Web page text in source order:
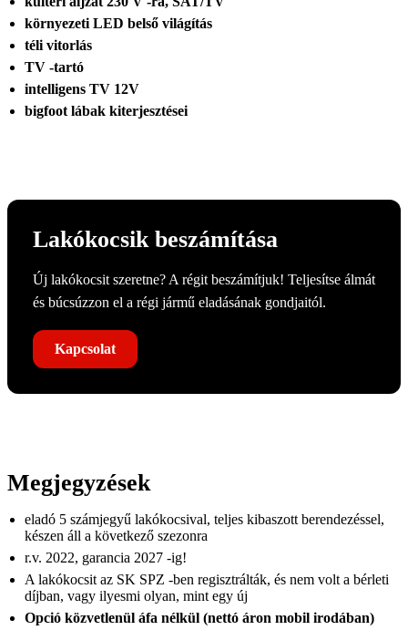
környezeti LED belső világítás
téli vitorlás
TV -tartó
intelligens TV 12V
bigfoot lábak kiterjesztései
Lakókocsik beszámítása
Új lakókocsit szeretne? A régit beszámítjuk! Teljesítse álmát
és búcsúzzon el a régi jármű eladásának gondjaitól.
Kapcsolat
Megjegyzések
eladó 5 számjegyű lakókocsival, teljes kibaszott berendezéssel,
készen áll a következő szezonra
r.v. 2022, garancia 2027 -ig!
A lakókocsit az SK SPZ -ben regisztrálták, és nem volt a bérleti
díjban, vagy ilyesmi olyan, mint egy új
Opció közvetlenül áfa nélkül (nettó áron mobil irodában)